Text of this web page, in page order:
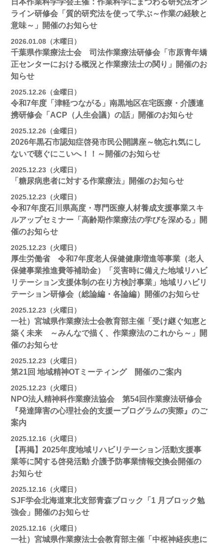
日本作業科学学会主催：作業科学にまつわる研究法オン
ライン研修会「質的研究法を使って学ぶ～作業の経験と
意味～」開催のお知らせ
2026.01.08（木曜日）
千葉県作業療法士会 司法作業療法研修会「市原青年矯
正センターにおける概況と作業療法士の関り」開催のお
知らせ
2025.12.26（金曜日）
令和7年度「津軽つながる」南黒地区在宅医療・介護連
携研修会「ACP（人生会議）の話」開催のお知らせ
2025.12.26（金曜日）
2026年黒石市認知症啓発市民公開講座～物忘れ気にし
ないで聴ぐにこいへ！！～開催のお知らせ
2025.12.23（火曜日）
「糖尿病患者に対する作業療法」開催のお知らせ
2025.12.23（火曜日）
令和7年度石川県高度・専門医療人材養成支援事業スキ
ルアップセミナー「高齢期作業療法の学びを深める」開
催のお知らせ
2025.12.23（火曜日）
厚生労働省 令和7年度老人保健健康増進等事業（老人
保健事業推進費等補助金）「災害時に備えた地域リハビ
リテーション支援体制の在り方検討事業」地域リハビリ
テーション研修会（総論編・各論編）開催のお知らせ
2025.12.23（火曜日）
一社）宮城県作業療法士会教育部主催「受け継ぐ知恵と
築く未来 ～みんなで描く、作業療法のこれから～」開
催のお知らせ
2025.12.23（火曜日）
第21回 地域精神OTミーティング 開催のご案内
2025.12.23（火曜日）
NPO法人精神科作業療法協会 第54回作業療法研修会
『発達障害の心理社会的支援ープログラムの実際』のご
案内
2025.12.16（火曜日）
【再掲】2025年度地域リハビリテーション活動⽀援事
業等に関する啓発活動 介護予防事業情報交換会開催の
お知らせ
2025.12.16（火曜日）
SJF学会北海道東北支部⻘森ブロック「1 月ブロック勉
強会」開催のお知らせ
2025.12.16（火曜日）
一社）宮城県作業療法士会教育部主催「中枢神経疾患に